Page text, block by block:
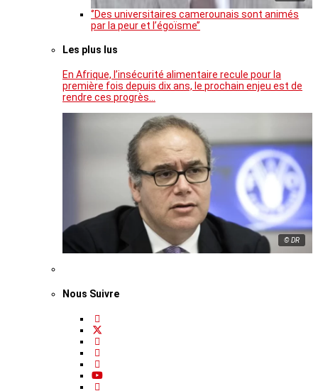
‘’Des universitaires camerounais sont animés
par la peur et l’égoïsme’’
Les plus lus
En Afrique, l’insécurité alimentaire recule pour la
première fois depuis dix ans, le prochain enjeu est de
rendre ces progrès…
© DR
Nous Suivre